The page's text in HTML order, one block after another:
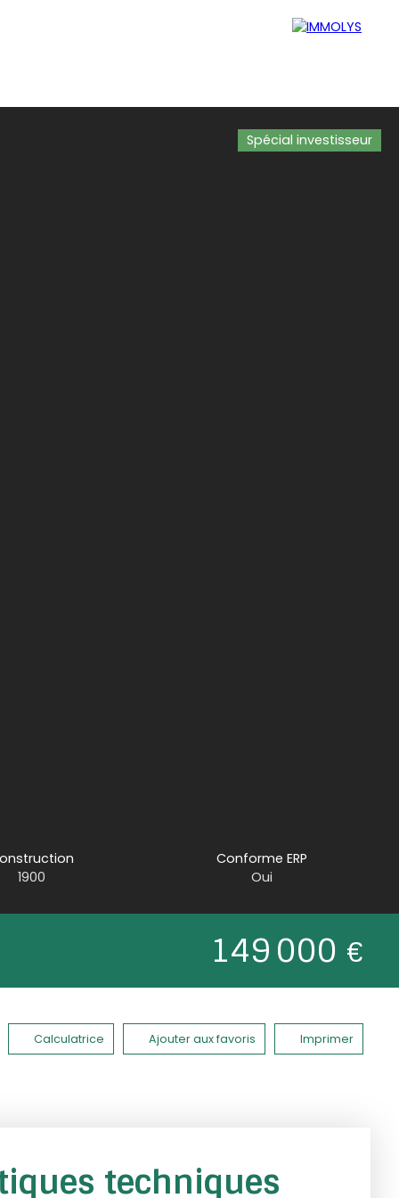
Spécial investisseur
1900
Conforme ERP
Oui
149 000 €
Calculatrice Ajouter aux favoris Imprimer
techniques